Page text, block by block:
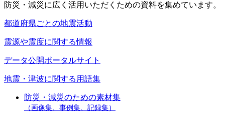
防災・減災に広く活用いただくための資料を集めています。
都道府県ごとの地震活動
震源や震度に関する情報
データ公開ポータルサイト
地震・津波に関する用語集
防災・減災のための素材集
（画像集、事例集、記録集）